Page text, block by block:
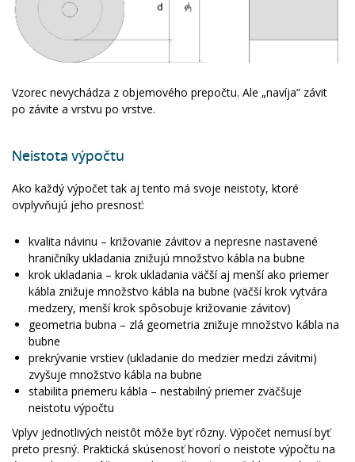
Vzorec nevychádza z objemového prepočtu. Ale „navíja“ závit
po závite a vrstvu po vrstve.
Neistota výpočtu
Ako každý výpočet tak aj tento má svoje neistoty, ktoré
ovplyvňujú jeho presnosť:
kvalita návinu – križovanie závitov a nepresne nastavené
hraničníky ukladania znižujú množstvo kábla na bubne
krok ukladania – krok ukladania väčší aj menší ako priemer
kábla znižuje množstvo kábla na bubne (väčší krok vytvára
medzery, menší krok spôsobuje križovanie závitov)
geometria bubna – zlá geometria znižuje množstvo kábla na
bubne
prekrývanie vrstiev (ukladanie do medzier medzi závitmi)
zvyšuje množstvo kábla na bubne
stabilita priemeru kábla – nestabilný priemer zväčšuje
neistotu výpočtu
Vplyv jednotlivých neistôt môže byť rôzny. Výpočet nemusí byť
preto presný. Praktická skúsenosť hovorí o neistote výpočtu na